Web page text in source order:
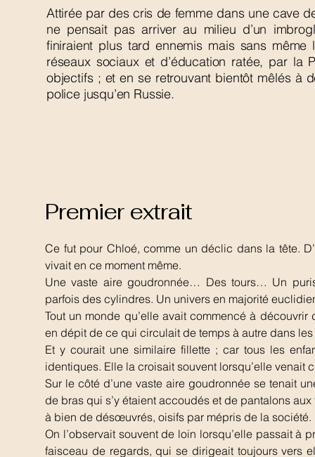
Attirée par des cris de femme dans une cave
ne pensait pas arriver au milieu d’un
finiraient plus tard ennemis mais sans
réseaux sociaux et d’éducation ratée, par la
objectifs ; et en se retrouvant bientôt mêlés à
police jusqu’en Russie.
Premier extrait
Ce fut pour Chloé, comme un déclic dans la tête.
vivait en ce moment même.
Une vaste aire goudronnée… Des tours… Un
parfois des cylindres. Un univers en majorité
Tout un monde qu’elle avait commencé à
en dépit de ce qui circulait de temps à autre dans
Et y courait une similaire fillette ; car tous les
identiques. Elle la croisait souvent lorsqu’elle venait
Sur le côté d’une vaste aire goudronnée se tenait
de bras qui s’y étaient accoudés et de pantalons
à bien de désœuvrés, oisifs par mépris de la société.
On l’observait souvent de loin lorsqu’elle passait
faisceau de regards, qui se dirigeait toujours vers